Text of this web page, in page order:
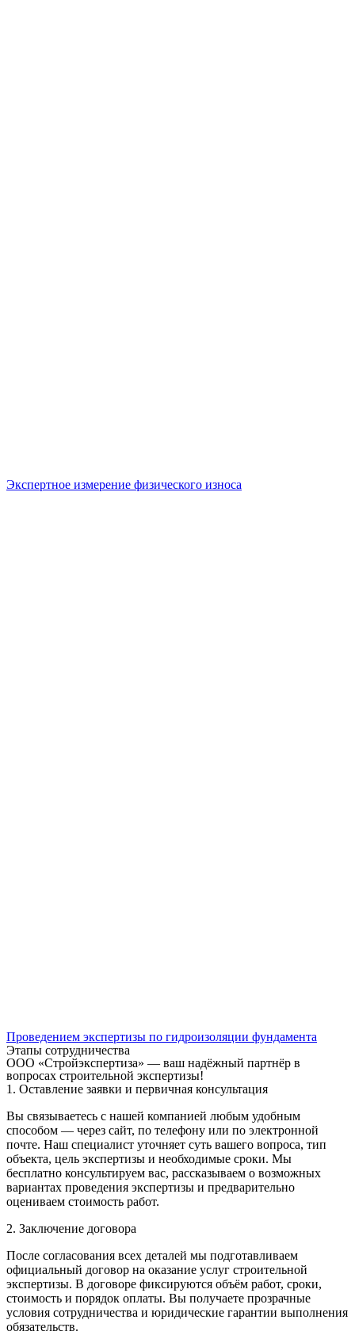
Экспертное измерение физического износа
Проведением экспертизы по гидроизоляции фундамента
Этапы сотрудничества
ООО «Стройэкспертиза» — ваш надёжный партнёр в
вопросах строительной экспертизы!
1. Оставление заявки и первичная консультация
Вы связываетесь с нашей компанией любым удобным
способом — через сайт, по телефону или по электронной
почте. Наш специалист уточняет суть вашего вопроса, тип
объекта, цель экспертизы и необходимые сроки. Мы
бесплатно консультируем вас, рассказываем о возможных
вариантах проведения экспертизы и предварительно
оцениваем стоимость работ.
2. Заключение договора
После согласования всех деталей мы подготавливаем
официальный договор на оказание услуг строительной
экспертизы. В договоре фиксируются объём работ, сроки,
стоимость и порядок оплаты. Вы получаете прозрачные
условия сотрудничества и юридические гарантии выполнения
обязательств.